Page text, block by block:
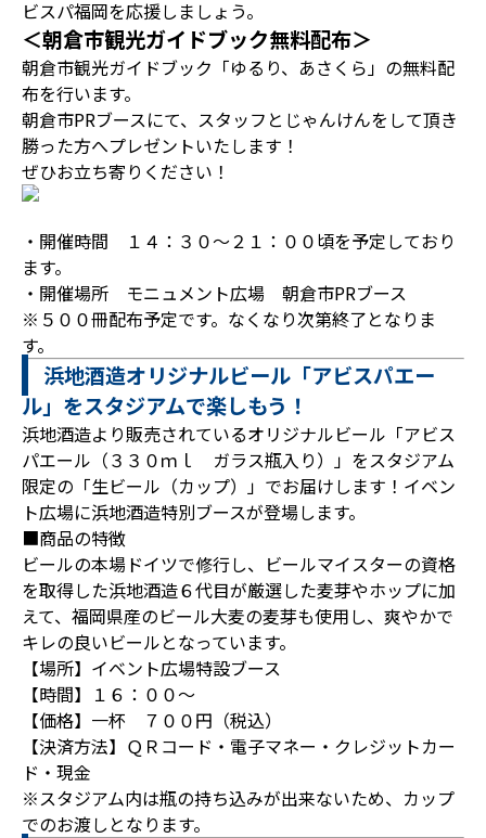
ビスパ福岡を応援しましょう。
＜朝倉市観光ガイドブック無料配布＞
朝倉市観光ガイドブック「ゆるり、あさくら」の無料配
布を行います。
朝倉市PRブースにて、スタッフとじゃんけんをして頂き
勝った方へプレゼントいたします！
ぜひお立ち寄りください！
・開催時間 １４：３０～２１：００頃を予定しており
ます。
・開催場所 モニュメント広場 朝倉市PRブース
※５００冊配布予定です。なくなり次第終了となりま
す。
浜地酒造オリジナルビール「アビスパエー
ル」をスタジアムで楽しもう！
浜地酒造より販売されているオリジナルビール「アビス
パエール（３３０ｍｌ ガラス瓶入り）」をスタジアム
限定の「生ビール（カップ）」でお届けします！イベン
ト広場に浜地酒造特別ブースが登場します。
■商品の特徴
ビールの本場ドイツで修行し、ビールマイスターの資格
を取得した浜地酒造６代目が厳選した麦芽やホップに加
えて、福岡県産のビール大麦の麦芽も使用し、爽やかで
キレの良いビールとなっています。
【場所】イベント広場特設ブース
【時間】１６：００～
【価格】一杯 ７００円（税込）
【決済方法】ＱＲコード・電子マネー・クレジットカー
ド・現金
※スタジアム内は瓶の持ち込みが出来ないため、カップ
でのお渡しとなります。